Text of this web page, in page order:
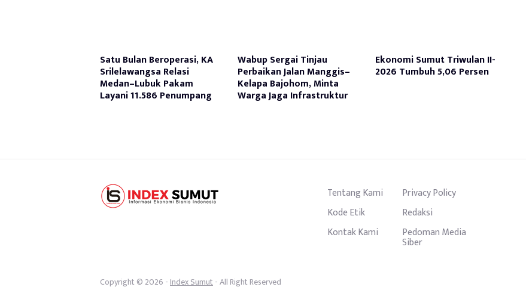
Satu Bulan Beroperasi, KA
Srilelawangsa Relasi
Medan–Lubuk Pakam
Layani 11.586 Penumpang
Wabup Sergai Tinjau
Perbaikan Jalan Manggis–
Kelapa Bajohom, Minta
Warga Jaga Infrastruktur
Ekonomi Sumut Triwulan II-
2026 Tumbuh 5,06 Persen
Tentang Kami
Privacy Policy
Kode Etik
Redaksi
Kontak Kami
Pedoman Media
Siber
Copyright © 2026 -Index Sumut- All Right Reserved